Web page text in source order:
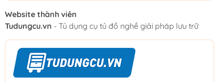
Website thành viên
Tudungcu.vn - Tủ dụng cụ tủ đồ nghề giải pháp lưu trữ